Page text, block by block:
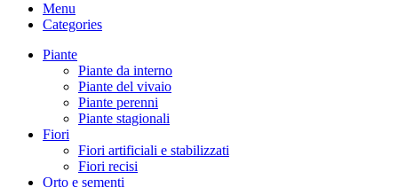
Menu
Categories
Piante
Piante da interno
Piante del vivaio
Piante perenni
Piante stagionali
Fiori
Fiori artificiali e stabilizzati
Fiori recisi
Orto e sementi